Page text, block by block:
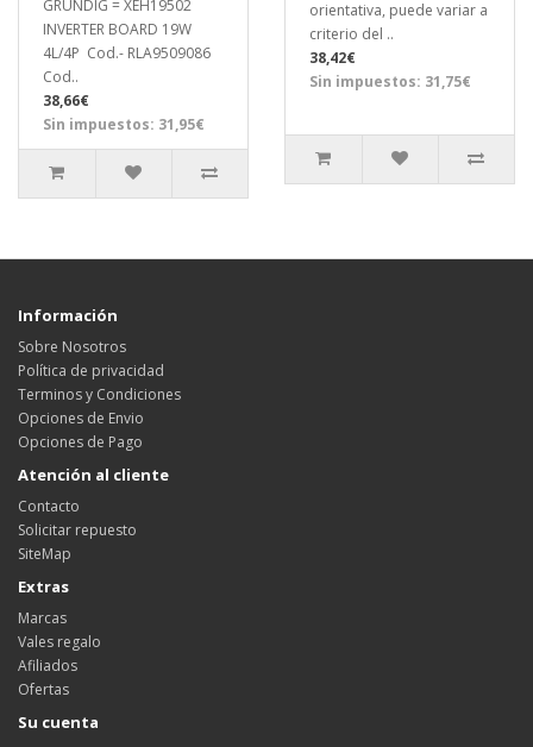
GRUNDIG = XEH19502
INVERTER BOARD 19W
4L/4P Cod.- RLA9509086
Cod..
38,66€
Sin impuestos: 31,95€
orientativa, puede variar a
criterio del ..
38,42€
Sin impuestos: 31,75€
Información
Sobre Nosotros
Política de privacidad
Terminos y Condiciones
Opciones de Envio
Opciones de Pago
Atención al cliente
Contacto
Solicitar repuesto
SiteMap
Extras
Marcas
Vales regalo
Afiliados
Ofertas
Su cuenta